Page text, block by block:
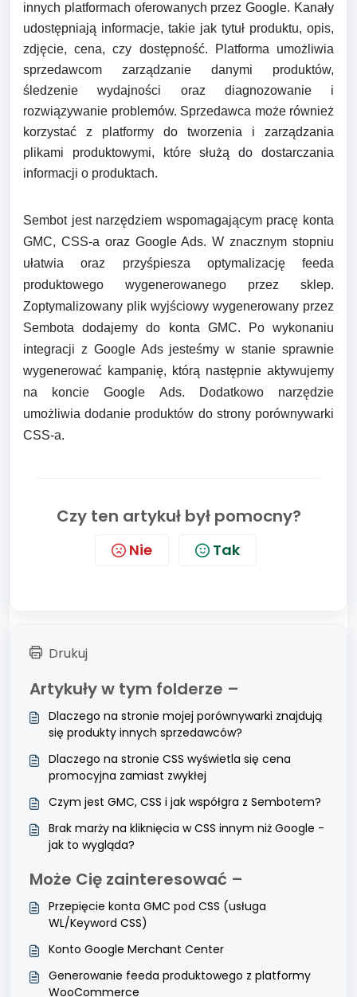
innych platformach oferowanych przez Google. Kanały
udostępniają informacje, takie jak tytuł produktu, opis,
zdjęcie, cena, czy dostępność. Platforma umożliwia
sprzedawcom zarządzanie danymi produktów,
śledzenie wydajności oraz diagnozowanie i
rozwiązywanie problemów. Sprzedawca może również
korzystać z platformy do tworzenia i zarządzania
plikami produktowymi, które służą do dostarczania
informacji o produktach.
Sembot jest narzędziem wspomagającym pracę konta
GMC, CSS-a oraz Google Ads. W znacznym stopniu
ułatwia oraz przyśpiesza optymalizację feeda
produktowego wygenerowanego przez sklep.
Zoptymalizowany plik wyjściowy wygenerowany przez
Sembota dodajemy do konta GMC. Po wykonaniu
integracji z Google Ads jesteśmy w stanie sprawnie
wygenerować kampanię, którą następnie aktywujemy
na koncie Google Ads. Dodatkowo narzędzie
umożliwia dodanie produktów do strony porównywarki
CSS-a.
Czy ten artykuł był pomocny?
Nie Tak
Drukuj
Artykuły w tym folderze –
Dlaczego na stronie mojej porównywarki znajdują
się produkty innych sprzedawców?
Dlaczego na stronie CSS wyświetla się cena
promocyjna zamiast zwykłej
Czym jest GMC, CSS i jak współgra z Sembotem?
Brak marży na kliknięcia w CSS innym niż Google -
jak to wygląda?
Może Cię zainteresować –
Przepięcie konta GMC pod CSS (usługa
WL/Keyword CSS)
Konto Google Merchant Center
Generowanie feeda produktowego z platformy
WooCommerce